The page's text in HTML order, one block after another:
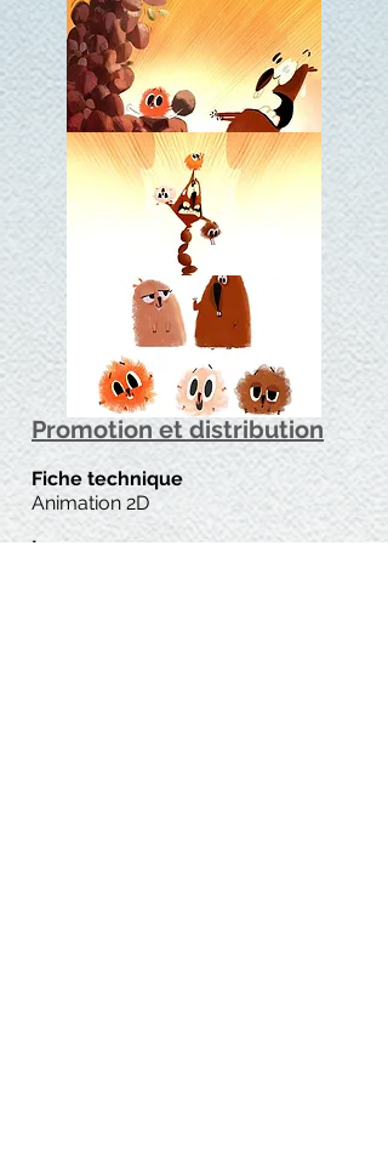
Promotion et distribution
Fiche technique
Langue
Animation 2D